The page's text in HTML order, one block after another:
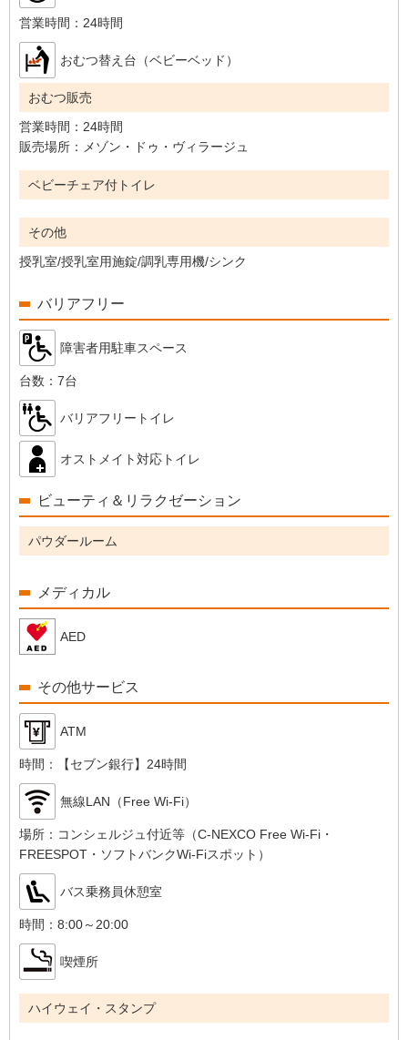
営業時間： 24時間
おむつ替え台（ベビーベッド）
おむつ販売
営業時間： 24時間
販売場所：
メゾン・ドゥ・ヴィラージュ
ベビーチェア付トイレ
その他
授乳室/授乳室用施錠/調乳専用機/シンク
バリアフリー
障害者用駐車スペース
台数： 7台
バリアフリートイレ
オストメイト対応トイレ
ビューティ＆リラクゼーション
パウダールーム
メディカル
AED
その他サービス
ATM
時間： 【セブン銀行】24時間
無線LAN（Free Wi-Fi）
場所： コンシェルジュ付近等（C-NEXCO Free Wi-Fi・
FREESPOT・ソフトバンクWi-Fiスポット）
バス乗務員休憩室
時間： 8:00～20:00
喫煙所
ハイウェイ・スタンプ